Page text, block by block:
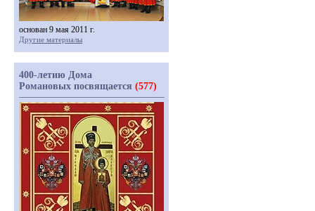
основан 9 мая 2011 г.
Другие материалы
400-летию Дома
Романовых посвящается (577)